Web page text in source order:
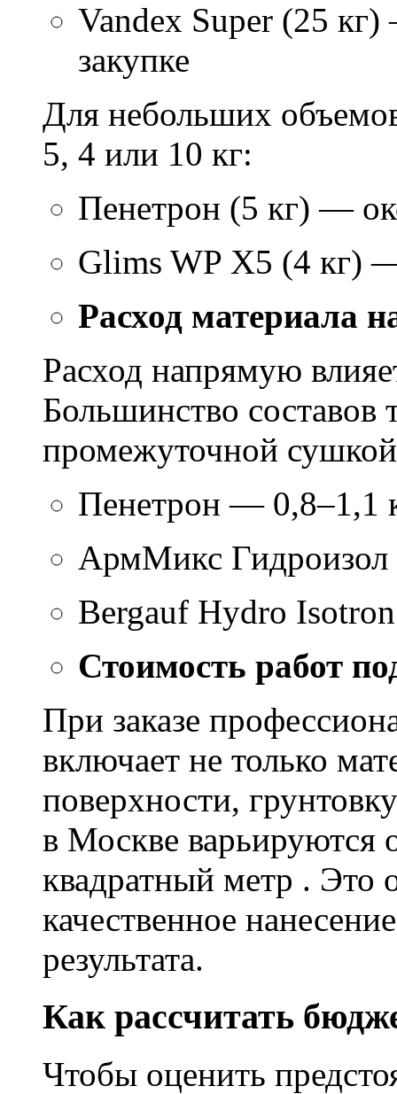
Vandex Super (25
закупке
Для небольших
5, 4 или 10 кг:
Пенетрон (5 кг) —
Glims WP X5 (4 кг)
Расход материала
Расход напрямую
Большинство составов
промежуточной
Пенетрон — 0,8–1,1
АрмМикс
Bergauf Hydro
Стоимость работ
При заказе
включает не только
поверхности,
в Москве варьируются
квадратный метр . Это
качественное
результата.
Как рассчитать
Чтобы оценить